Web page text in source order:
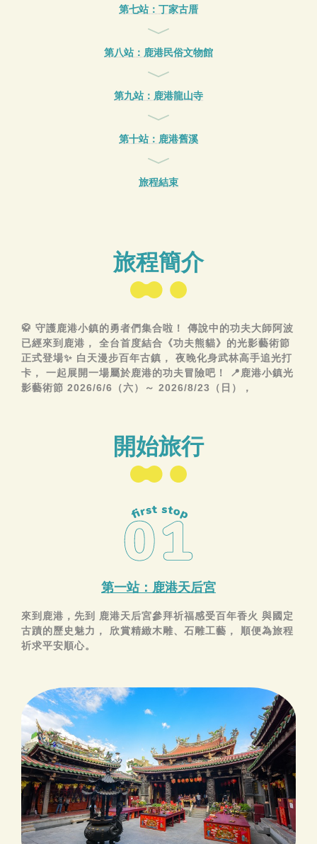
第七站：丁家古厝
第八站：鹿港民俗文物館
第九站：鹿港龍山寺
第十站：鹿港舊溪
旅程結束
旅程簡介
🥋 守護鹿港小鎮的勇者們集合啦！ 傳說中的功夫大師阿波
已經來到鹿港， 全台首度結合《功夫熊貓》的光影藝術節
正式登場✨ 白天漫步百年古鎮， 夜晚化身武林高手追光打
卡， 一起展開一場屬於鹿港的功夫冒險吧！ 📍鹿港小鎮光
影藝術節 2026/6/6（六）～ 2026/8/23（日），
開始旅行
第一站：鹿港天后宮
來到鹿港，先到 鹿港天后宮參拜祈福感受百年香火 與國定
古蹟的歷史魅力， 欣賞精緻木雕、石雕工藝， 順便為旅程
祈求平安順心。